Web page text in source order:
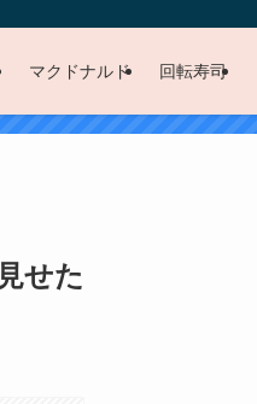
マクドナルド 回転寿司
せた